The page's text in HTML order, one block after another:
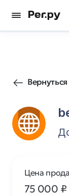
Цена
75 000 ₽